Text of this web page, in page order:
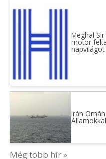
Meghal
motor
napvilágot
Irán
Még több hír »